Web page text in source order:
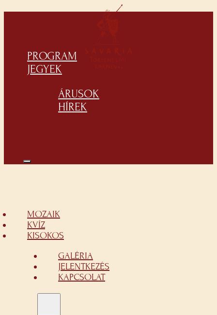
PROGRAM
JEGYEK
ÁRUSOK
HÍREK
MOZAIK
KVÍZ
KISOKOS
GALÉRIA
JELENTKEZÉS
KAPCSOLAT